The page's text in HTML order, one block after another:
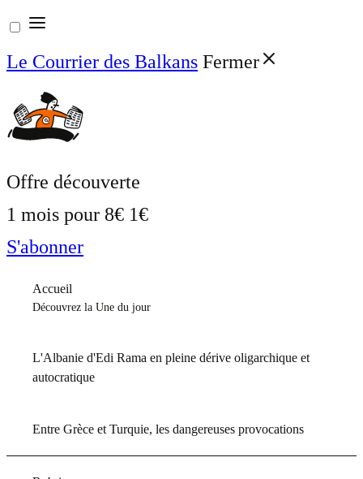
Aller
au
contenu
Le Courrier des Balkans Fermer
Offre découverte
1 mois pour 8€ 1€
S'abonner
Accueil
Découvrez la Une du jour
L'Albanie d'Edi Rama en pleine dérive oligarchique et
autocratique
Entre Grèce et Turquie, les dangereuses provocations